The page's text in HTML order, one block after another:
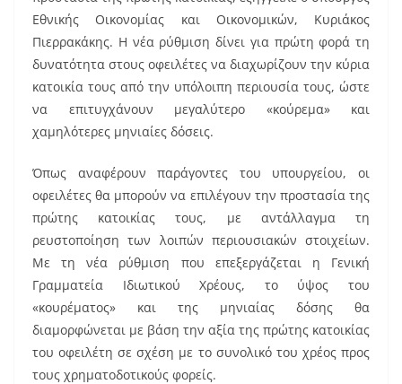
e
b
o
o
k
l e
st
Εθνικής Οικονομίας και Οικονομικών, Κυριάκος
Πιερρακάκης. Η νέα ρύθμιση δίνει για πρώτη φορά τη
δυνατότητα στους οφειλέτες να διαχωρίζουν την κύρια
κατοικία τους από την υπόλοιπη περιουσία τους, ώστε
να επιτυγχάνουν μεγαλύτερο «κούρεμα» και
χαμηλότερες μηνιαίες δόσεις.
Όπως αναφέρουν παράγοντες του υπουργείου, οι
οφειλέτες θα μπορούν να επιλέγουν την προστασία της
πρώτης κατοικίας τους, με αντάλλαγμα τη
ρευστοποίηση των λοιπών περιουσιακών στοιχείων.
Με τη νέα ρύθμιση που επεξεργάζεται η Γενική
Γραμματεία Ιδιωτικού Χρέους, το ύψος του
«κουρέματος» και της μηνιαίας δόσης θα
διαμορφώνεται με βάση την αξία της πρώτης κατοικίας
του οφειλέτη σε σχέση με το συνολικό του χρέος προς
τους χρηματοδοτικούς φορείς.